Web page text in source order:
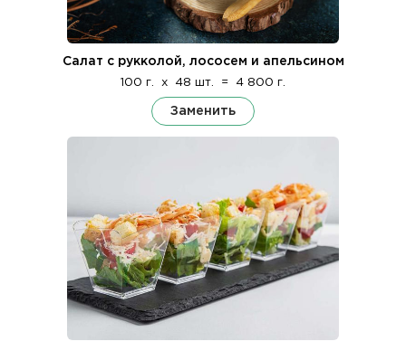
Салат с рукколой, лососем и апельсином
100 г. x 48 шт. = 4 800 г.
Заменить